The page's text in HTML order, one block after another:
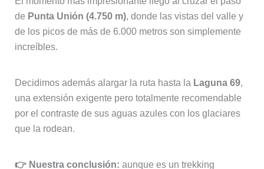
Decidimos además alargar la ruta hasta la Laguna 69,
una extensión exigente pero totalmente recomendable
👉 Nuestra conclusión:
accesible a nivel técnico, hacerlo por libre exige buena
planificación, aclimatación y capacidad para cargar